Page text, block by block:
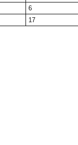
6
17